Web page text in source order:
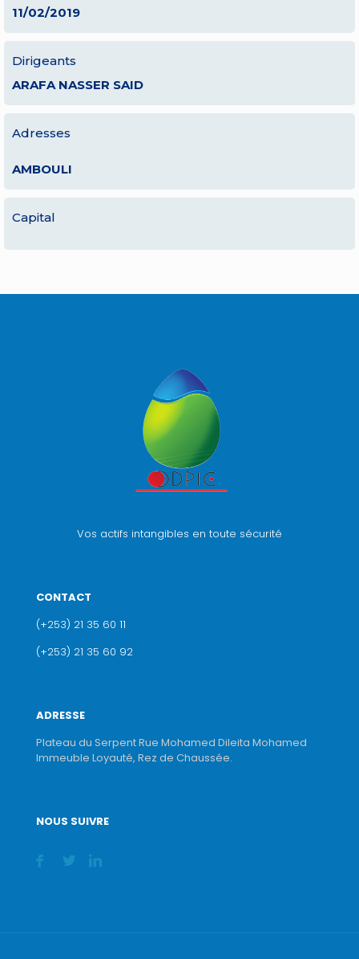
11/02/2019
Dirigeants
ARAFA NASSER SAID
Adresses
AMBOULI
Capital
Vos actifs intangibles en toute sécurité
CONTACT
(+253) 21 35 60 11
(+253) 21 35 60 92
ADRESSE
Plateau du Serpent Rue Mohamed Dileita Mohamed
Immeuble Loyauté, Rez de Chaussée.
NOUS SUIVRE